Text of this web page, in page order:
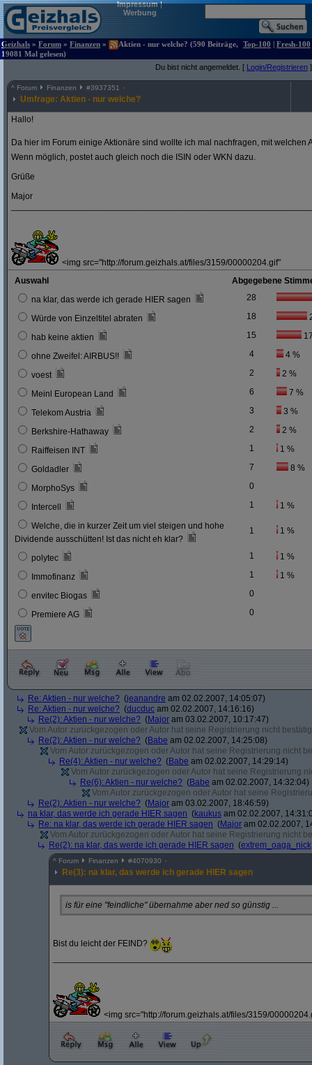
Impressum|
Werbung
Geizhals » Forum » Finanzen »
Aktien - nur welche? (590 Beiträge,
19081 Mal gelesen)
Top-100 | Fresh-100
Du bist nicht angemeldet. [ Login/Registrieren ]
^ Forum Finanzen #3937351
Umfrage: Aktien - nur welche?
Hallo!
Da hier im Forum einige Aktionäre sind wollte ich mal nachfragen, mit welchen
Wenn möglich, postet auch gleich noch die ISIN oder WKN dazu.
Grüße
Major
<img src="http://forum.geizhals.at/files/3159/00000204.gif"
Auswahl
Abgegebene
na klar, das werde ich gerade HIER sagen
28
Würde von Einzeltitel abraten 18
hab keine aktien 15
ohne Zweifel: AIRBUS!! 4 4 %
voest 2 2 %
Meinl European Land 6 7 %
Telekom Austria 3 3 %
Berkshire-Hathaway 2 2 %
Raiffeisen INT 1 1 %
Goldadler 7 8 %
MorphoSys 0
Intercell 1 1 %
Welche, die in kurzer Zeit um viel steigen und hohe
Dividende ausschütten! Ist das nicht eh klar?
1 1 %
polytec 1 1 %
Immofinanz 1 1 %
envitec Biogas 0
Premiere AG 0
Re: Aktien - nur welche? (jeanandre am 02.02.2007, 14:05:07)
Re: Aktien - nur welche? (ducduc am 02.02.2007, 14:16:16)
Re(2): Aktien - nur welche? (Major am 03.02.2007, 10:17:47)
Vom Autor zurückgezogen oder Autor hat seine Registrierung nicht
Re(2): Aktien - nur welche? (Babe am 02.02.2007, 14:25:08)
Vom Autor zurückgezogen oder Autor hat seine Registrierung nicht
Re(4): Aktien - nur welche? (Babe am 02.02.2007, 14:29:14)
Vom Autor zurückgezogen oder Autor hat seine Registrierung
Re(6): Aktien - nur welche? (Babe am 02.02.2007, 14:32:04)
Vom Autor zurückgezogen oder Autor hat seine
Re(2): Aktien - nur welche? (Major am 03.02.2007, 18:46:59)
na klar, das werde ich gerade HIER sagen (kaukus am 02.02.2007,
Re: na klar, das werde ich gerade HIER sagen (Major am 02.02.2007,
Vom Autor zurückgezogen oder Autor hat seine Registrierung nicht
Re(2): na klar, das werde ich gerade HIER sagen (extrem_oaga_nick
^ Forum Finanzen #4070930
Re(3): na klar, das werde ich gerade HIER sagen
is für eine "feindliche" übernahme aber ned so günstig ...
Bist du leicht der FEIND?
<img src="http://forum.geizhals.at/files/3159/